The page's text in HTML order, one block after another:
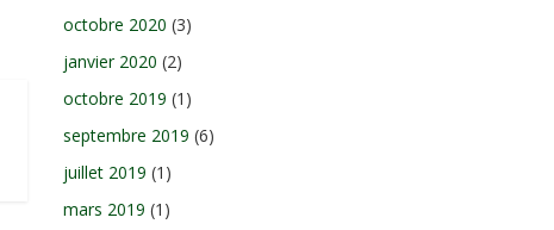
octobre 2020 (3)
janvier 2020 (2)
octobre 2019 (1)
septembre 2019 (6)
juillet 2019 (1)
mars 2019 (1)